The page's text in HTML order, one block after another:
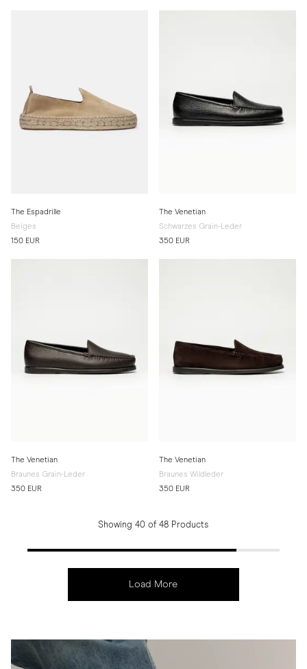
The Espadrille
Beiges
150 EUR
The Venetian
Schwarzes Grain-Leder
350 EUR
The Venetian
Braunes Grain-Leder
350 EUR
The Venetian
Braunes Wildleder
350 EUR
Showing 40 of 48 Products
Load More